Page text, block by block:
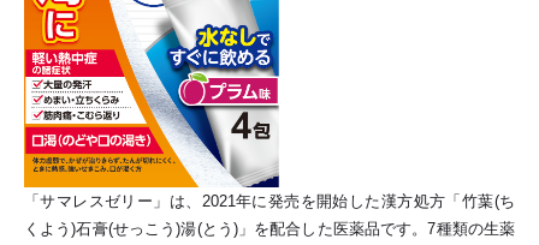
「サマレスゼリー」は、2021年に発売を開始した漢方処方「竹葉(ち
くよう)石膏(せっこう)湯(とう)」を配合した医薬品です。7種類の生薬